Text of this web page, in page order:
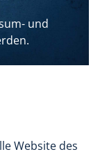
und
Website des